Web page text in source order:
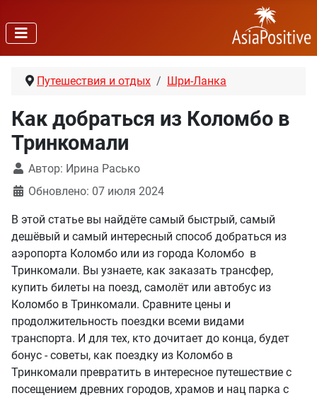
Путешествия и отдых Шри-Ланка
Как добраться из Коломбо в
Тринкомали
Автор: Ирина Расько
Обновлено: 07 июля 2024
В этой статье вы найдёте самый быстрый, самый
дешёвый и самый интересный способ добраться из
аэропорта Коломбо или из города Коломбо в
Тринкомали. Вы узнаете, как заказать трансфер,
купить билеты на поезд, самолёт или автобус из
Коломбо в Тринкомали. Сравните цены и
продолжительность поездки всеми видами
транспорта. И для тех, кто дочитает до конца, будет
бонус - советы, как поездку из Коломбо в
Тринкомали превратить в интересное путешествие с
посещением древних городов, храмов и нац парка с